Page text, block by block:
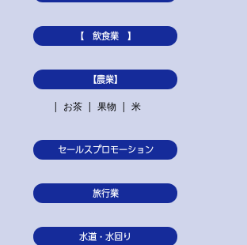
【 飲食業 】
【農業】
お茶
果物 米
セールスプロモーション
旅行業
水道・水回り